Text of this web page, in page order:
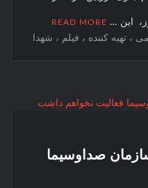
READ MORE
تهیه کننده ، فیلم ، شهدا
صداوسیما